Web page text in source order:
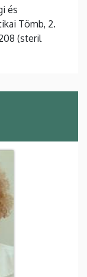
és
Tömb, 2.
(steril